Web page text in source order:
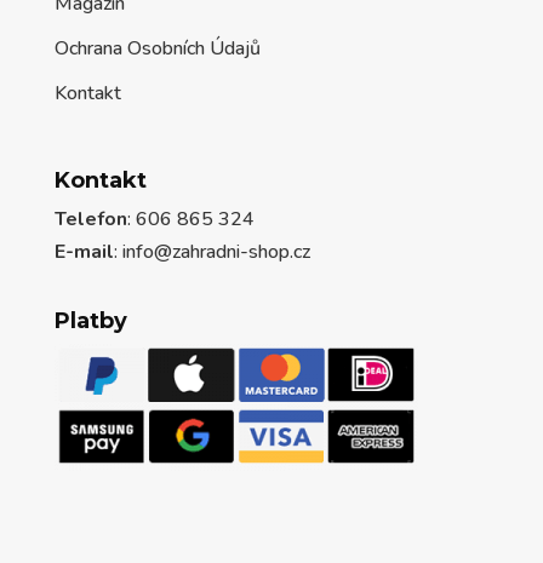
Ochrana Osobních Údajů
Kontakt
Kontakt
Telefon: 606 865 324
E-mail: info@zahradni-shop.cz
Platby